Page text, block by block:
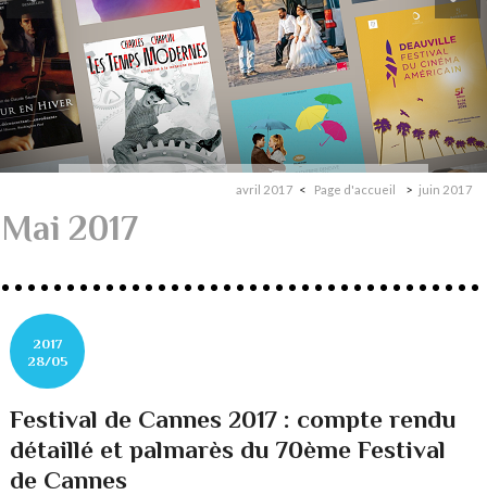
avril 2017 Page d'accueil juin 2017
Mai 2017
2017
28/05
Festival de Cannes 2017 : compte rendu
détaillé et palmarès du 70ème Festival
de Cannes